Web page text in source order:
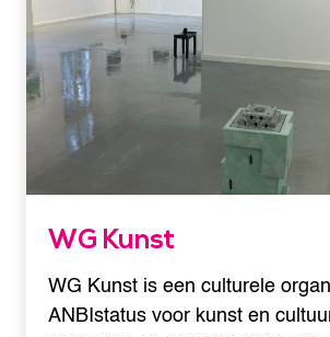
WG Kunst
WG Kunst is een culturele
ANBIstatus voor kunst en